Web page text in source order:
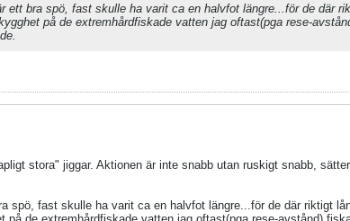
bra spö, fast skulle ha varit ca en halvfot längre...för de där
på de extremhårdfiskade vatten jag oftast(pga rese-
stora" jiggar. Aktionen är inte snabb utan ruskigt snabb,
spö, fast skulle ha varit ca en halvfot längre...för de där riktigt